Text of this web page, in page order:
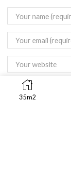
Save my
next time I
35m2